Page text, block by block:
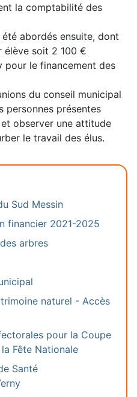
la comptabilité des
abordés ensuite, dont
élève soit 2 100 €
pour le financement des
du conseil municipal
personnes présentes
observer une attitude
le travail des élus.
Sud Messin
financier 2021-2025
arbres
naturel - Accès
pour la Coupe
Fête Nationale
Santé